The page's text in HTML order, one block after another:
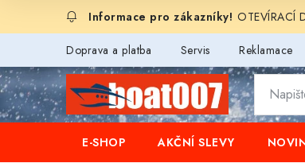
OTEVÍRACÍ
Doprava a platba Servis Reklamace
E-SHOP
AKČNÍ SLEVY